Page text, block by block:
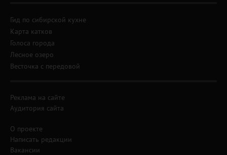
Гид по сибирской кухне
Карта катков
Голоса города
Лесное озеро
Весточка с передовой
Реклама на сайте
Аудитория сайта
О проекте
Написать редакции
Вакансии